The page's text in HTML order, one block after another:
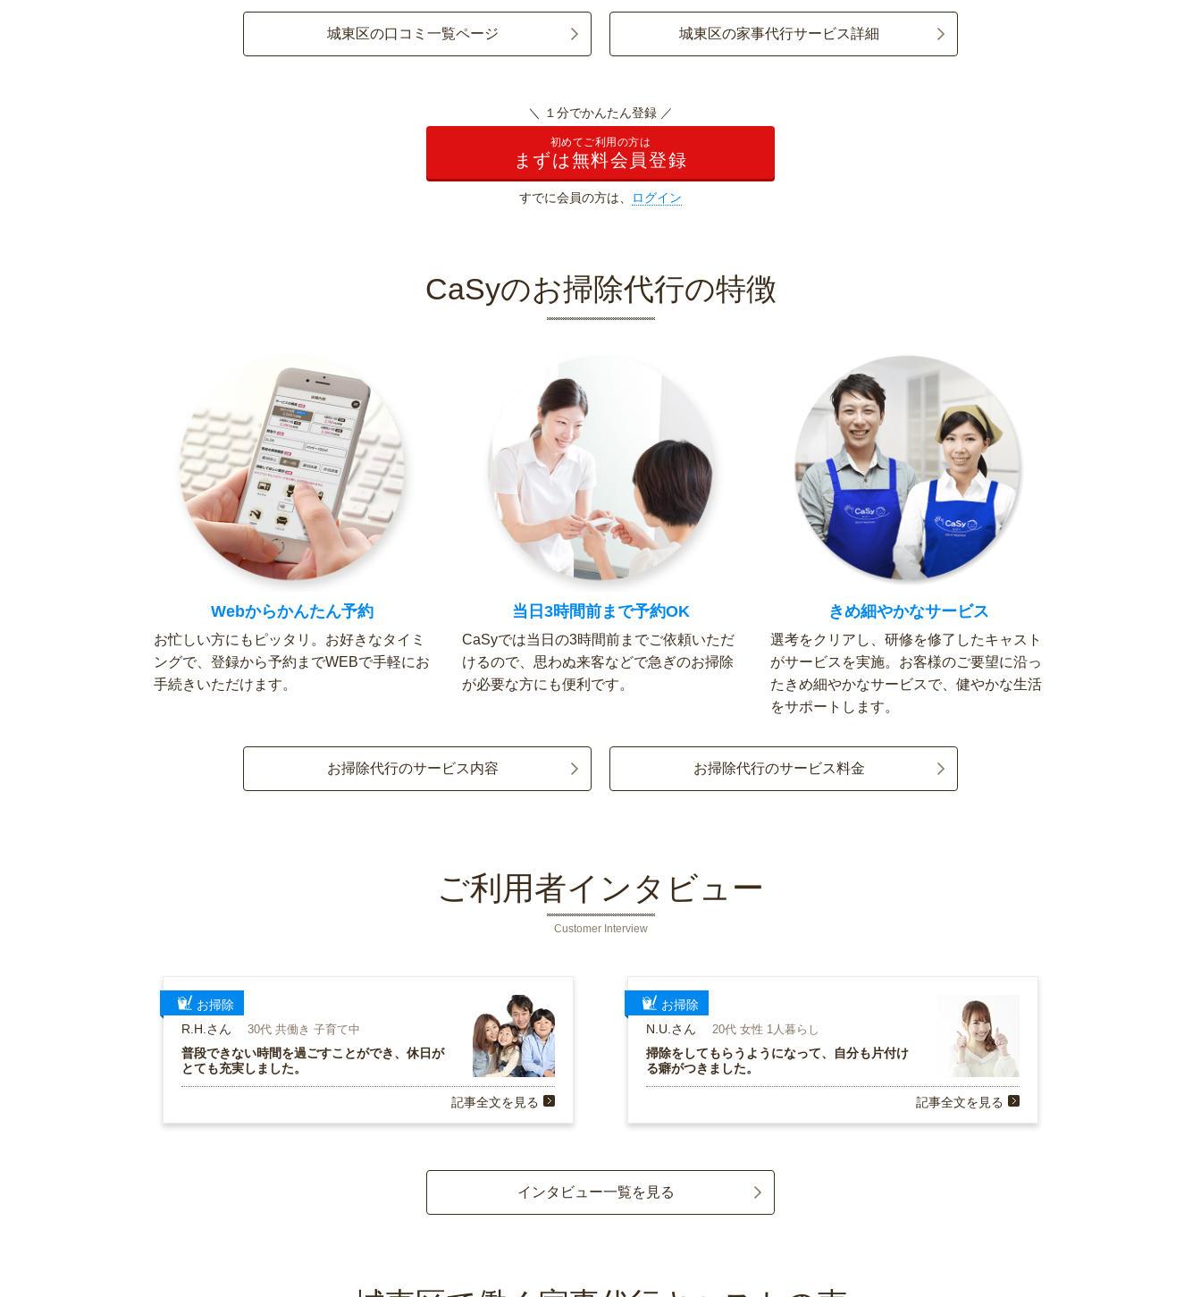
城東区の口コミ一覧ページ 城東区の家事代行サービス詳細
＼ １分でかんたん登録 ／
初めてご利用の方は
まずは無料会員登録
すでに会員の方は、 ログイン
CaSyのお掃除代行の特徴
Webからかんたん予約
お忙しい方にもピッタリ。お好きなタイミ
ングで、登録から予約までWEBで手軽にお
手続きいただけます。
当日3時間前まで予約OK
CaSyでは当日の3時間前までご依頼いただ
けるので、思わぬ来客などで急ぎのお掃除
が必要な方にも便利です。
きめ細やかなサービス
選考をクリアし、研修を修了したキャスト
がサービスを実施。お客様のご要望に沿っ
たきめ細やかなサービスで、健やかな生活
をサポートします。
お掃除代行のサービス内容 お掃除代行のサービス料金
ご利用者インタビュー
Customer Interview
お掃除
R.H.さん
30代 共働き 子育て中
普段できない時間を過ごすことができ、休日が
とても充実しました。
記事全文を見る
お掃除
N.U.さん
20代 女性 1人暮らし
掃除をしてもらうようになって、自分も片付け
る癖がつきました。
記事全文を見る
インタビュー一覧を見る